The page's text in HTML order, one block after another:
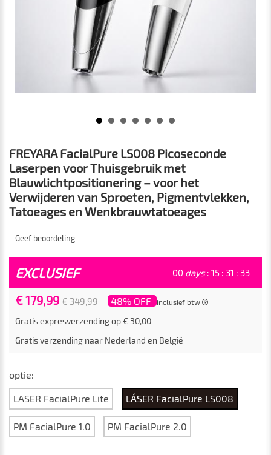
FREYARA FacialPure LS008 Picoseconde
Laserpen voor Thuisgebruik met
Blauwlichtpositionering – voor het
Verwijderen van Sproeten, Pigmentvlekken,
Tatoeages en Wenkbrauwtatoeages
Geef beoordeling
EXCLUSIEF 00 days : 15 : 31 : 31
€ 179,99 € 349,99 48% OFF inclusief btw
Gratis expresverzending op € 30,00
Gratis verzending naar Nederland en België
optie:
LASER FacialPure Lite LÁSER FacialPure LS008
PM FacialPure 1.0 PM FacialPure 2.0